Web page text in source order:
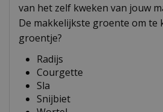
van het zelf kweken van jouw
De makkelijkste groente om te
groentje?
Radijs
Courgette
Sla
Snijbiet